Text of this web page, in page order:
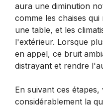
aura une diminution
comme les chaises
une table, et les
l'extérieur. Lorsque
en appel, ce bruit
distrayant et rendre
En suivant ces
considérablement la